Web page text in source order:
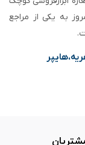
به یکی از مراجع